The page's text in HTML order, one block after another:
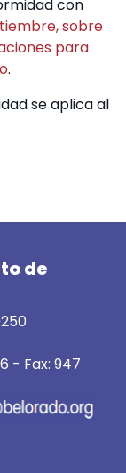
con
sobre
para
.
se aplica al
de
- Fax: 947